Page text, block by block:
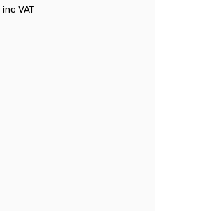
inc VAT